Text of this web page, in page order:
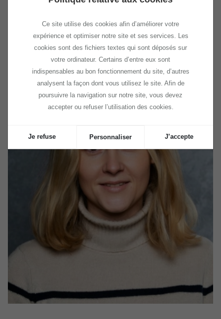
projet en adéquation avec leurs valeurs, améliorer leur
image de marque mais aussi optimiser leurs coûts.
Ce site utilise des cookies afin d’améliorer votre
expérience et optimiser notre site et ses services. Les
cookies sont des fichiers textes qui sont déposés sur
votre ordinateur. Certains d’entre eux sont
indispensables au bon fonctionnement du site, d’autres
analysent la façon dont vous utilisez le site. Afin de
poursuivre la navigation sur notre site, vous devez
accepter ou refuser l’utilisation des cookies.
Je refuse Personnaliser J’accepte